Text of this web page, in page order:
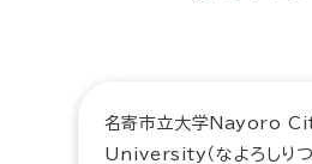
名寄市立大学Nayoro
University（なよろしりつ